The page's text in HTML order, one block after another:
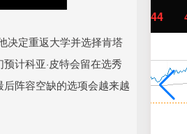
决定重返大学并选择肯塔
计科亚·皮特会留在选秀
阵容空缺的选项会越来越